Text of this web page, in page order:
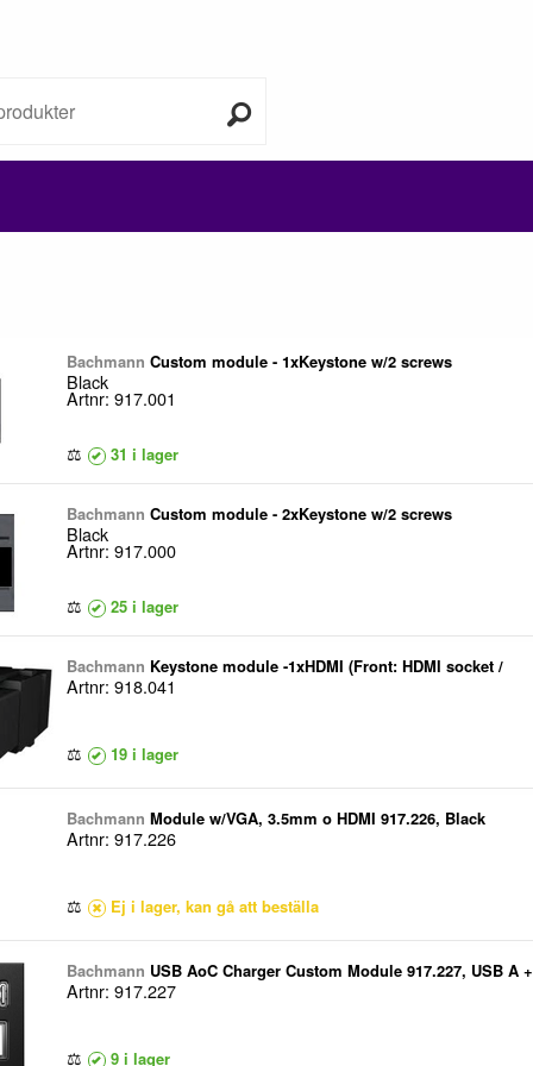
Bachmann Custom module - 1xKeystone w/2 screws
Black
Artnr: 917.001
⚖ 31 i lager
Bachmann Custom module - 2xKeystone w/2 screws
Black
Artnr: 917.000
⚖ 25 i lager
Bachmann Keystone module -1xHDMI (Front: HDMI socket /
Artnr: 918.041
⚖ 19 i lager
Bachmann Module w/VGA, 3.5mm o HDMI 917.226, Black
Artnr: 917.226
⚖ Ej i lager, kan gå att beställa
Bachmann USB AoC Charger Custom Module 917.227, USB A
Artnr: 917.227
⚖ 9 i lager